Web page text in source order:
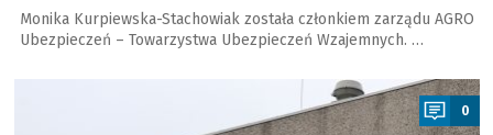
Monika Kurpiewska-Stachowiak została członkiem zarządu AGRO
Ubezpieczeń – Towarzystwa Ubezpieczeń Wzajemnych. …
0